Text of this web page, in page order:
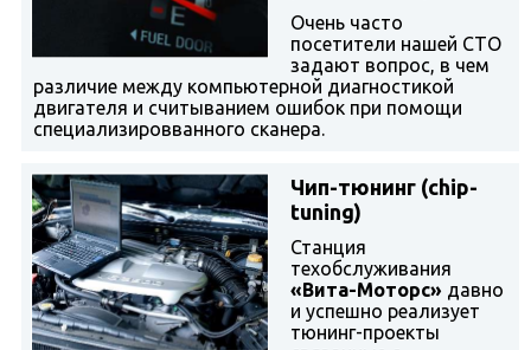
Очень часто
посетители нашей СТО
задают вопрос, в чем
различие между компьютерной диагностикой
двигателя и считыванием ошибок при помощи
специализировванного сканера.
Чип-тюнинг (chip-
tuning)
Станция
техобслуживания
«Вита-Моторс» давно
и успешно реализует
тюнинг-проекты